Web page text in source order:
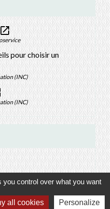
pour choisir un
(INC)
(INC)
control over what you want
all cookies Personalize